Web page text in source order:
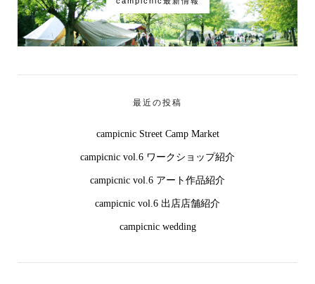
最近の投稿
campicnic Street Camp Market
campicnic vol.6 ワークショップ紹介
campicnic vol.6 アート作品紹介
campicnic vol.6 出店店舗紹介
campicnic wedding